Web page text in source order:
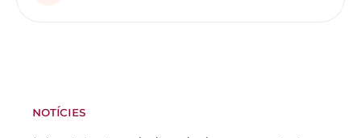
NOTÍCIES